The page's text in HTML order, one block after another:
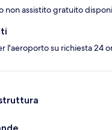
non assistito gratuito
l'aeroporto su richiesta 24